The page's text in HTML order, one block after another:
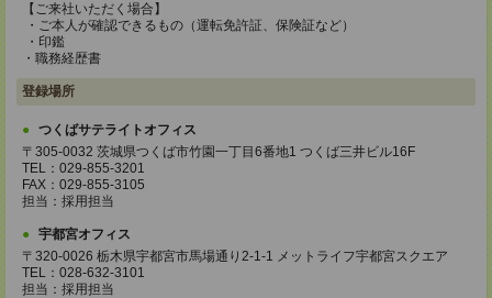
【ご来社いただく場合】
・ご本人が確認できるもの（運転免許証、保険証など）
・印鑑
・職務経歴書
登録場所
つくばサテライトオフィス
〒305-0032 茨城県つくば市竹園一丁目6番地1 つくば三井ビル16F
TEL：029-855-3201
FAX：029-855-3105
担当：採用担当
宇都宮オフィス
〒320-0026 栃木県宇都宮市馬場通り2-1-1 メットライフ宇都宮スクエア
TEL：028-632-3101
担当：採用担当